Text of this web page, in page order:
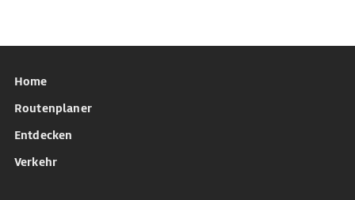
Home
Routenplaner
Entdecken
Verkehr